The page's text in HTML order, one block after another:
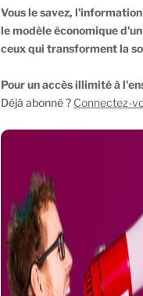
Vous le savez,
le modèle économique
ceux qui transforment la
Pour un accès illimité à
Déjà abonné ? Connectez-